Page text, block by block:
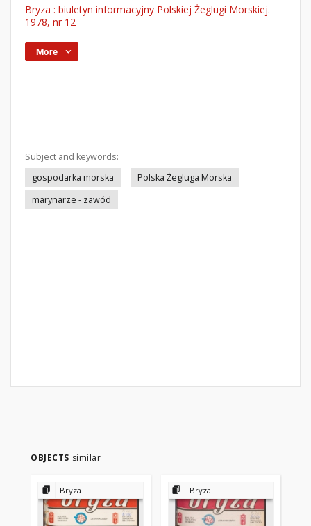
Bryza : biuletyn informacyjny Polskiej Żeglugi Morskiej.
1978, nr 12
More
Subject and keywords:
gospodarka morska
Polska Żegluga Morska
marynarze - zawód
OBJECTS similar
Bryza Bryza